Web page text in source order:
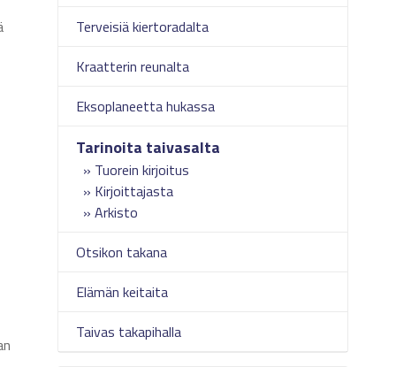
Terveisiä kiertoradalta
Kraatterin reunalta
Eksoplaneetta hukassa
Tarinoita taivasalta
Tuorein kirjoitus
Kirjoittajasta
Arkisto
Otsikon takana
Elämän keitaita
Taivas takapihalla